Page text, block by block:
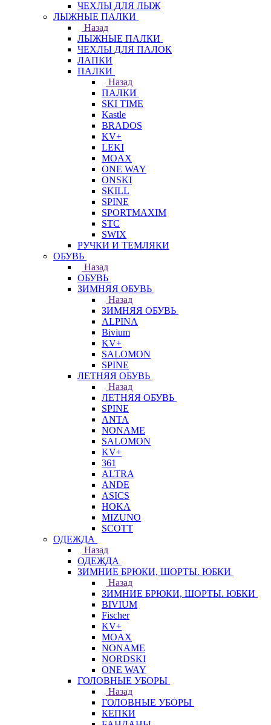
ЧЕХЛЫ ДЛЯ ЛЫЖ
ЛЫЖНЫЕ ПАЛКИ
Назад
ЛЫЖНЫЕ ПАЛКИ
ЧЕХЛЫ ДЛЯ ПАЛОК
ЛАПКИ
ПАЛКИ
Назад
ПАЛКИ
SKI TIME
Kastle
BRADOS
KV+
LEKI
MOAX
ONE WAY
ONSKI
SKILL
SPINE
SPORTMAXIM
STC
SWIX
РУЧКИ И ТЕМЛЯКИ
ОБУВЬ
Назад
ОБУВЬ
ЗИМНЯЯ ОБУВЬ
Назад
ЗИМНЯЯ ОБУВЬ
ALPINA
Bivium
KV+
SALOMON
SPINE
ЛЕТНЯЯ ОБУВЬ
Назад
ЛЕТНЯЯ ОБУВЬ
SPINE
ANTA
NONAME
SALOMON
KV+
361
ALTRA
ANDE
ASICS
HOKA
MIZUNO
SCOTT
ОДЕЖДА
Назад
ОДЕЖДА
ЗИМНИЕ БРЮКИ, ШОРТЫ. ЮБКИ
Назад
ЗИМНИЕ БРЮКИ, ШОРТЫ. ЮБКИ
BIVIUM
Fischer
KV+
MOAX
NONAME
NORDSKI
ONE WAY
ГОЛОВНЫЕ УБОРЫ
Назад
ГОЛОВНЫЕ УБОРЫ
КЕПКИ